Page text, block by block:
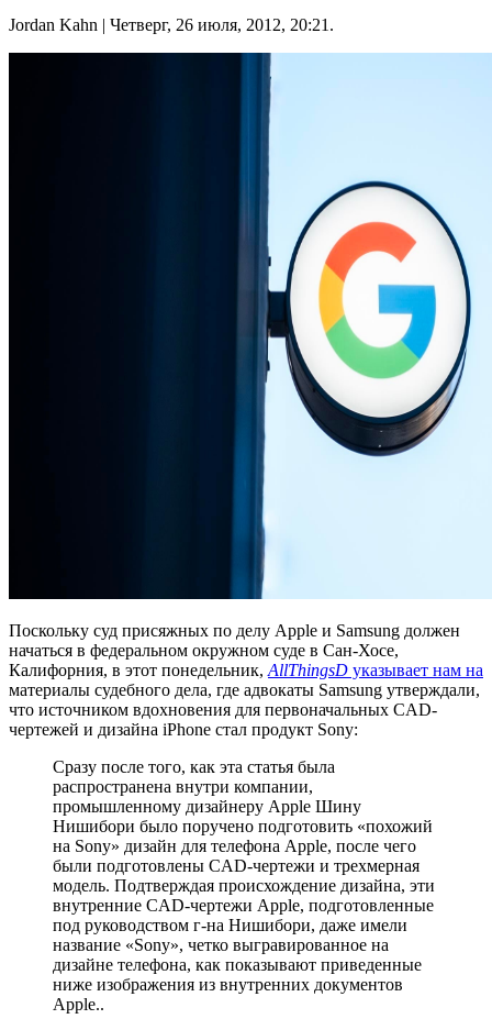
Jordan Kahn | Четверг, 26 июля, 2012, 20:21.
Поскольку суд присяжных по делу Apple и Samsung должен
начаться в федеральном окружном суде в Сан-Хосе,
Калифорния, в этот понедельник, AllThingsD указывает нам на
материалы судебного дела, где адвокаты Samsung утверждали,
что источником вдохновения для первоначальных CAD-
чертежей и дизайна iPhone стал продукт Sony:
Сразу после того, как эта статья была
распространена внутри компании,
промышленному дизайнеру Apple Шину
Нишибори было поручено подготовить «похожий
на Sony» дизайн для телефона Apple, после чего
были подготовлены CAD-чертежи и трехмерная
модель. Подтверждая происхождение дизайна, эти
внутренние CAD-чертежи Apple, подготовленные
под руководством г-на Нишибори, даже имели
название «Sony», четко выгравированное на
дизайне телефона, как показывают приведенные
ниже изображения из внутренних документов
Apple..